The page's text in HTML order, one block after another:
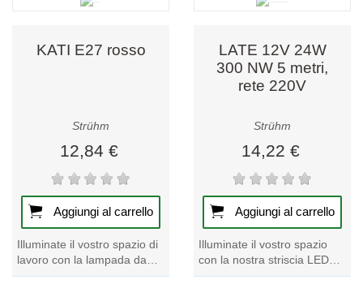
telecomando in...
240 V illumina...
KATI E27 rosso
Strühm
12,84 €
Aggiungi al carrello
Illuminate il vostro spazio di
lavoro con la lampada da
tavolo KATI E27 in un vivace
LATE 12V 24W
300 NW 5 metri,
rete 220V
Strühm
14,22 €
Aggiungi al carrello
Illuminate il vostro spazio
con la nostra striscia LED
LATE 12V 24W 300 NW.